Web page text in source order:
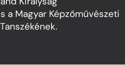
a Magyar Képzőművészeti